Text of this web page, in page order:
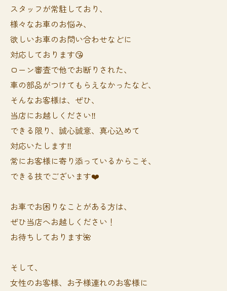
スタッフが常駐しており、
様々なお車のお悩み、
欲しいお車のお問い合わせなどに
対応しております😘
ローン審査で他でお断りされた、
車の部品がつけてもらえなかったなど、
そんなお客様は、ぜひ、
当店にお越しください‼️
できる限り、誠心誠意、真心込めて
対応いたします‼️
常にお客様に寄り添っているからこそ、
できる技でございます❤️
お車でお困りなことがある方は、
ぜひ当店へお越しください！
お待ちしております🌺
そして、
女性のお客様、お子様連れのお客様に